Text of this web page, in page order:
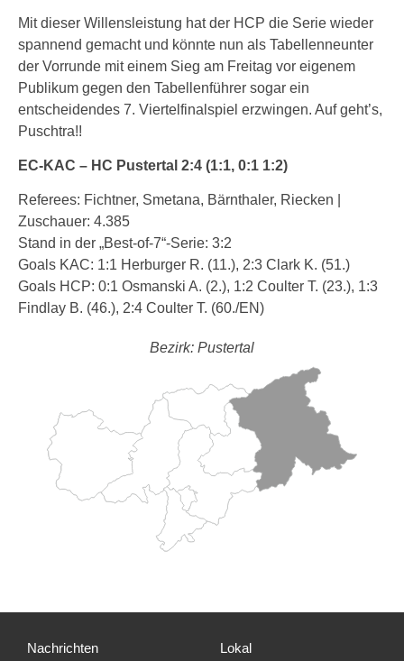
Mit dieser Willensleistung hat der HCP die Serie wieder
spannend gemacht und könnte nun als Tabellenneunter
der Vorrunde mit einem Sieg am Freitag vor eigenem
Publikum gegen den Tabellenführer sogar ein
entscheidendes 7. Viertelfinalspiel erzwingen. Auf geht’s,
Puschtra!!
EC-KAC – HC Pustertal 2:4 (1:1, 0:1 1:2)
Referees: Fichtner, Smetana, Bärnthaler, Riecken |
Zuschauer: 4.385
Stand in der „Best-of-7“-Serie: 3:2
Goals KAC: 1:1 Herburger R. (11.), 2:3 Clark K. (51.)
Goals HCP: 0:1 Osmanski A. (2.), 1:2 Coulter T. (23.), 1:3
Findlay B. (46.), 2:4 Coulter T. (60./EN)
Bezirk: Pustertal
Nachrichten Lokal